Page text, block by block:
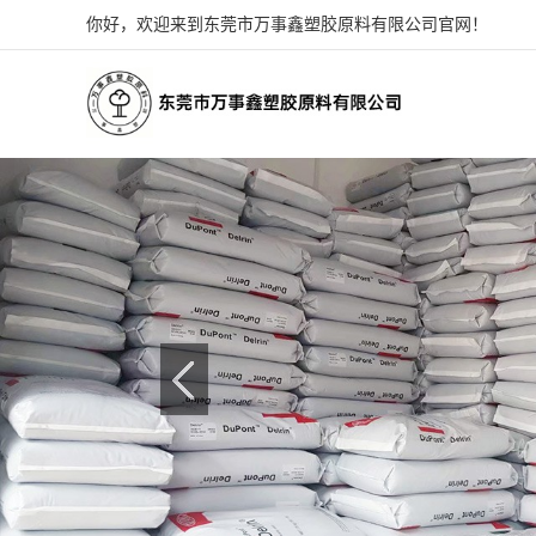
你好，欢迎来到东莞市万事鑫塑胶原料有限公司官网！